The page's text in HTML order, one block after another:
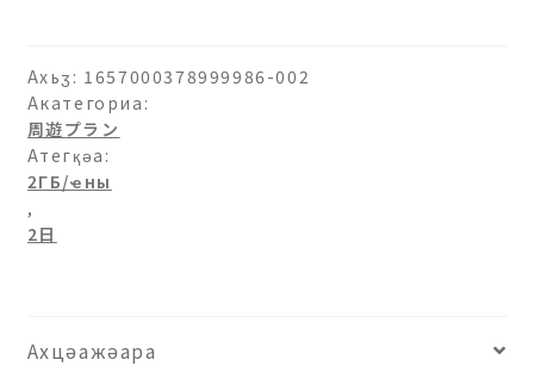
パ
33-
2ГБ/
日-2
日
ашәагаа
Ахьӡ: 1657000378999986-002
Акатегориа:
周遊プラン
Атегқәа:
2ГБ/ҽны
,
2日
Ахцәажәара